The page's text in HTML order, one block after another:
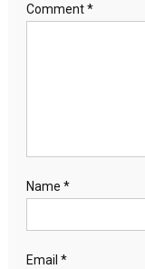
Comment*
Name *
Email *